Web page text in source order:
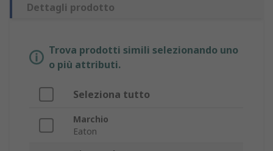
Dettagli prodotto
Trova prodotti simili selezionando uno
o più attributi.
Seleziona tutto
Marchio
Eaton